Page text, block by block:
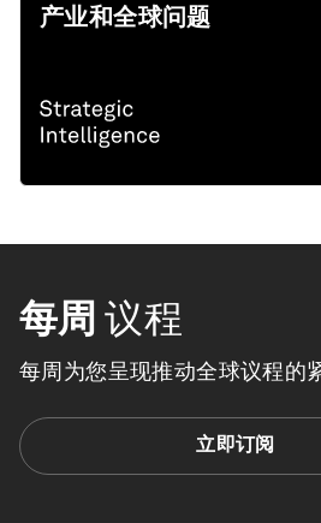
产业和全球问题
每周 议程
每周为您呈现推动全球议程的
立即订阅